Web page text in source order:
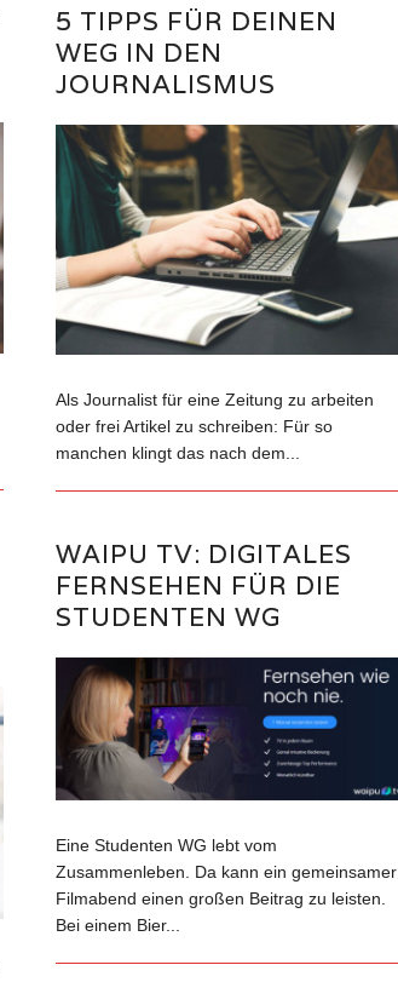
5 TIPPS FÜR DEINEN
WEG IN DEN
JOURNALISMUS
Als Journalist für eine Zeitung zu arbeiten
oder frei Artikel zu schreiben: Für so
manchen klingt das nach dem...
WAIPU TV: DIGITALES
FERNSEHEN FÜR DIE
STUDENTEN WG
Eine Studenten WG lebt vom
Zusammenleben. Da kann ein gemeinsamer
Filmabend einen großen Beitrag zu leisten.
Bei einem Bier...